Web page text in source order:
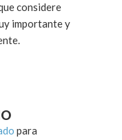
considere
importante y
para